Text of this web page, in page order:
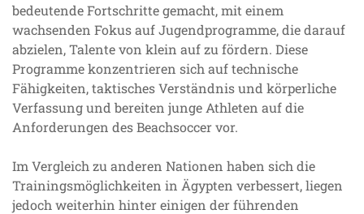
bedeutende Fortschritte gemacht, mit einem
wachsenden Fokus auf Jugendprogramme, die darauf
abzielen, Talente von klein auf zu fördern. Diese
Programme konzentrieren sich auf technische
Fähigkeiten, taktisches Verständnis und körperliche
Verfassung und bereiten junge Athleten auf die
Anforderungen des Beachsoccer vor.
Im Vergleich zu anderen Nationen haben sich die
Trainingsmöglichkeiten in Ägypten verbessert, liegen
jedoch weiterhin hinter einigen der führenden